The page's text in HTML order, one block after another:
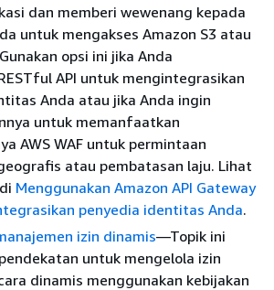
dan memberi wewenang kepada
untuk mengakses Amazon S3 atau
opsi ini jika Anda
API untuk mengintegrasikan
Anda atau jika Anda ingin
untuk memanfaatkan
AWS WAF untuk permintaan
atau pembatasan laju. Lihat
Menggunakan Amazon API Gateway
penyedia identitas Anda.
izin dinamis—Topik ini
untuk mengelola izin
dinamis menggunakan kebijakan